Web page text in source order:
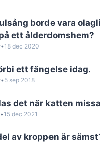
borde vara
ett ålderdomshem?
•18 dec 2020
ett fängelse idag.
•5 sep 2018
det när katten
•15 dec 2021
av kroppen är